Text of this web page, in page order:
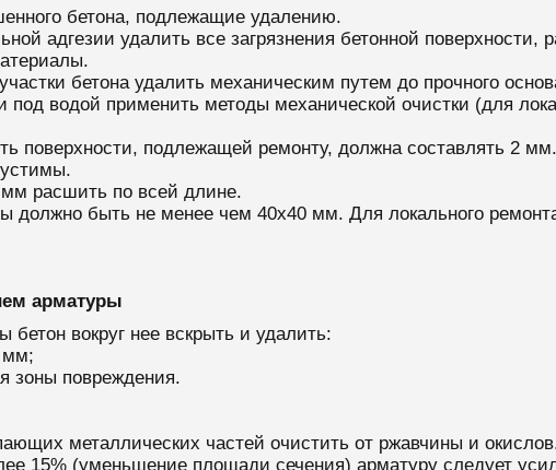
бетона, подлежащие удалению.
адгезии удалить все загрязнения бетонной поверхности,
бетона удалить механическим путем до прочного
под водой применить методы механической очистки (для
поверхности, подлежащей ремонту, должна составлять 2 мм.
расшить по всей длине.
должно быть не менее чем 40х40 мм. Для локального
арматуры
бетон вокруг нее вскрыть и удалить:
мм;
зоны повреждения.
металлических частей очистить от ржавчины и
15% (уменьшение площади сечения) арматуру следует